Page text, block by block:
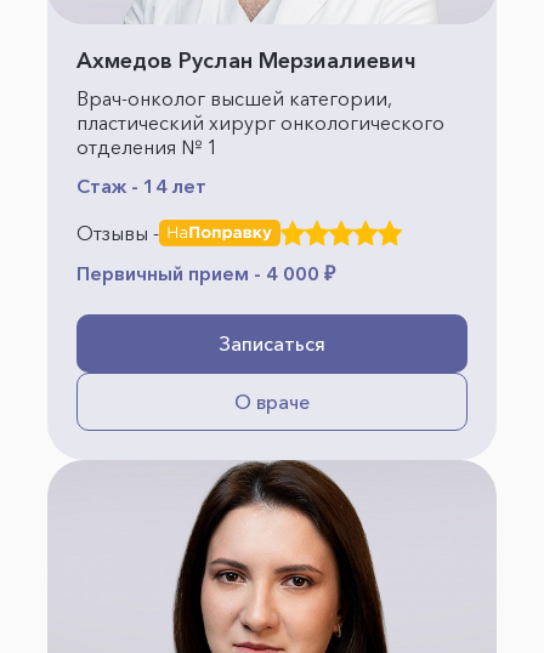
Ахмедов Руслан Мерзиалиевич
Врач-онколог высшей категории,
пластический хирург онкологического
отделения № 1
Стаж - 14 лет
Отзывы -
Первичный прием - 4 000 ₽
Записаться
О враче